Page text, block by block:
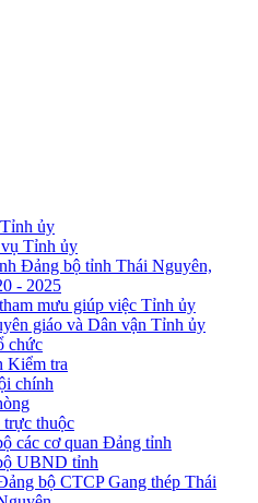
ủy
Tỉnh ủy
Đảng bộ tỉnh Thái Nguyên,
- 2025
mưu giúp việc Tỉnh ủy
giáo và Dân vận Tỉnh ủy
chức
Kiểm tra
chính
thuộc
các cơ quan Đảng tỉnh
UBND tỉnh
bộ CTCP Gang thép Thái